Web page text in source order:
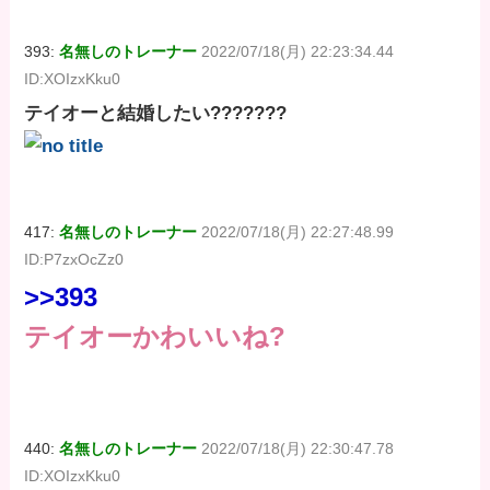
393:名無しのトレーナー 2022/07/18(月) 22:23:34.44
ID:XOIzxKku0
テイオーと結婚したい???????
417:名無しのトレーナー 2022/07/18(月) 22:27:48.99
ID:P7zxOcZz0
>>393
テイオーかわいいね?
440:名無しのトレーナー 2022/07/18(月) 22:30:47.78
ID:XOIzxKku0